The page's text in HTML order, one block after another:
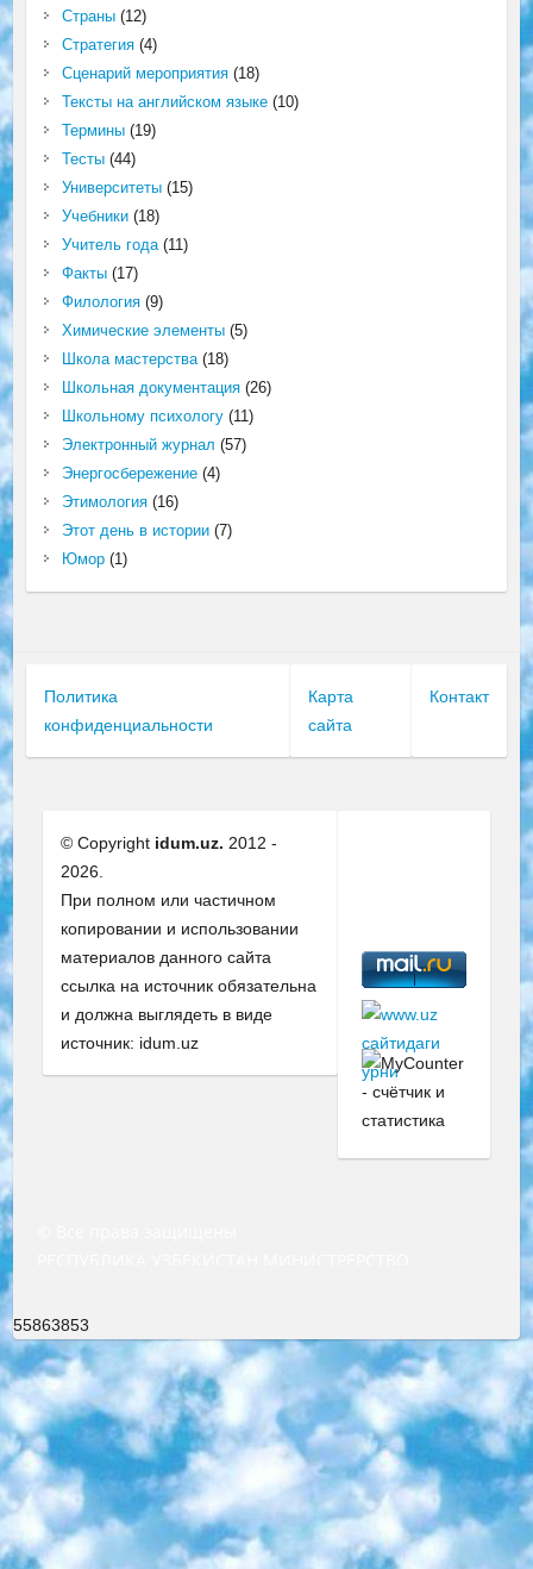
Страны(12)
Стратегия(4)
Сценарий мероприятия(18)
Тексты на английском языке(10)
Термины(19)
Тесты(44)
Университеты(15)
Учебники(18)
Учитель года(11)
Факты(17)
Филология(9)
Химические элементы(5)
Школа мастерства(18)
Школьная документация(26)
Школьному психологу(11)
Электронный журнал (57)
Энергосбережение(4)
Этимология(16)
Этот день в истории(7)
Юмор(1)
Политика
конфиденциальности
Карта
сайта
Контакт
© Copyright idum.uz. 2012 -
2026.
При полном или частичном
копировании и использовании
материалов данного сайта
ссылка на источник обязательна
и должна выглядеть в виде
источник: idum.uz
55863853